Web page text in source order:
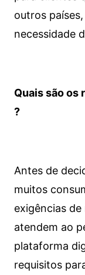
outros
necessidade
Quais são os
?
Antes de
muitos
exigências
atendem ao
plataforma
requisitos